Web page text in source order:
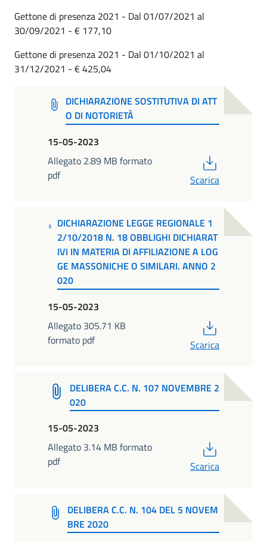
Gettone di presenza 2021 - Dal 01/07/2021 al
30/09/2021 - € 177,10
Gettone di presenza 2021 - Dal 01/10/2021 al
31/12/2021 - € 425,04
DICHIARAZIONE SOSTITUTIVA DI ATT
O DI NOTORIETÀ
15-05-2023
Allegato 2.89 MB formato
pdf
Scarica
DICHIARAZIONE LEGGE REGIONALE 1
2/10/2018 N. 18 OBBLIGHI DICHIARAT
IVI IN MATERIA DI AFFILIAZIONE A LOG
GE MASSONICHE O SIMILARI. ANNO 2
020
15-05-2023
Allegato 305.71 KB
formato pdf
Scarica
DELIBERA C.C. N. 107 NOVEMBRE 2
020
15-05-2023
Allegato 3.14 MB formato
pdf
Scarica
DELIBERA C.C. N. 104 DEL 5 NOVEM
BRE 2020